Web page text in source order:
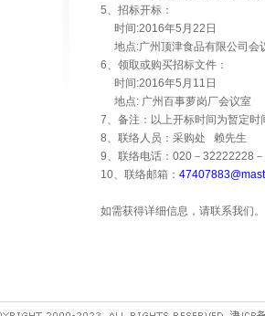
5、招标开标：
时间 :2016年5 月 22 日
地点:广州顶津食品有限公司会
6、领取或购买招标文件：
时间 :2016年5 月 11 日
地点: 广州百事萝岗厂会议室
7、备注：以上开标时间为暂定
8、联络人员：采购处
赖先生
9、联络电话： 020 － 32222228 －
10、联络邮箱：
如需获得详细信息，请联系我们。